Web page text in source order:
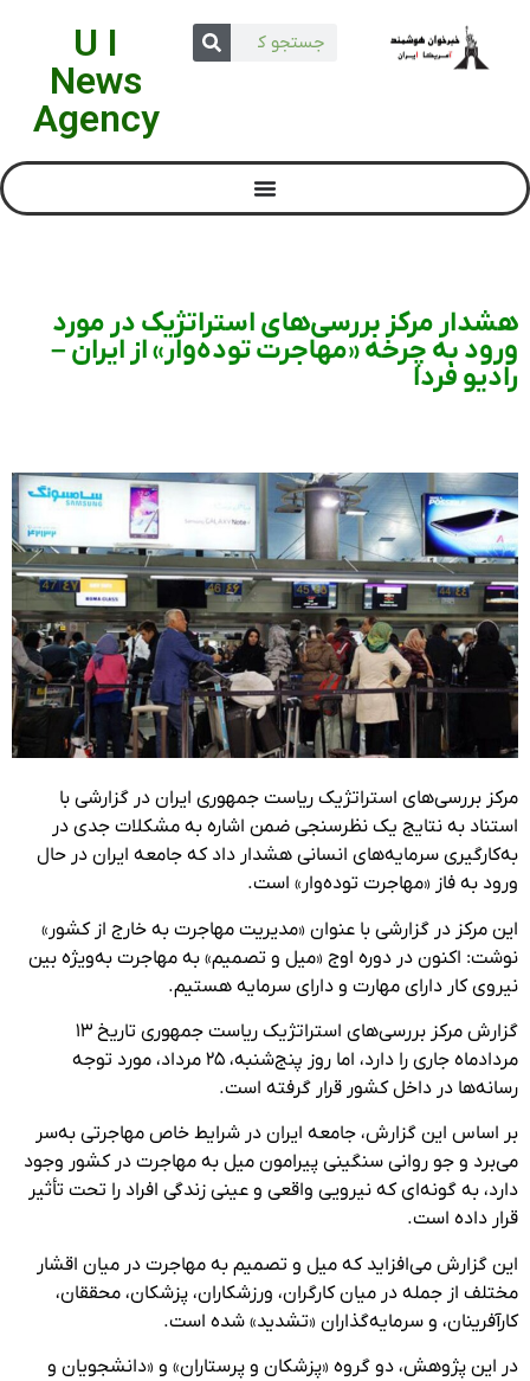
U I
News
Agency
هشدار مرکز بررسی‌های استراتژیک در مورد
ورود به چرخه «مهاجرت توده‌وار» از ایران –
رادیو فردا
مرکز بررسی‌های استراتژیک ریاست ‌جمهوری ایران در گزارشی با
استناد به نتایج یک نظرسنجی ضمن اشاره به مشکلات جدی در
به‌کارگیری سرمایه‌های انسانی هشدار داد که جامعه ایران در حال
ورود به فاز «مهاجرت توده‌وار» است.
این مرکز در گزارشی با عنوان «مدیریت مهاجرت به خارج از کشور»
نوشت: اکنون در دوره اوج «میل و تصمیم» به مهاجرت به‌ویژه بین
نیروی کار دارای مهارت و دارای سرمایه هستیم.
گزارش مرکز بررسی‌های استراتژیک ریاست جمهوری تاریخ ۱۳
مردادماه جاری را دارد، اما روز پنج‌شنبه،‌ ۲۵ مرداد، مورد توجه
رسانه‌ها در داخل کشور قرار گرفته است.
بر اساس این گزارش، جامعه ایران در شرایط خاص مهاجرتی به‌سر
می‌برد و جو روانی سنگینی پیرامون میل به مهاجرت در کشور وجود
دارد، به گونه‌ای که نیرویی واقعی و عینی زندگی افراد را تحت ‌تأثیر
قرار داده است.
این گزارش می‌افزاید که میل و تصمیم به مهاجرت در میان اقشار
مختلف از جمله در میان کارگران، ورزشکاران، پزشکان، محققان،
کارآفرینان، و سرمایه‌گذاران «تشدید» شده است.
در این پژوهش، دو گروه «پزشکان و پرستاران» و «دانشجویان و